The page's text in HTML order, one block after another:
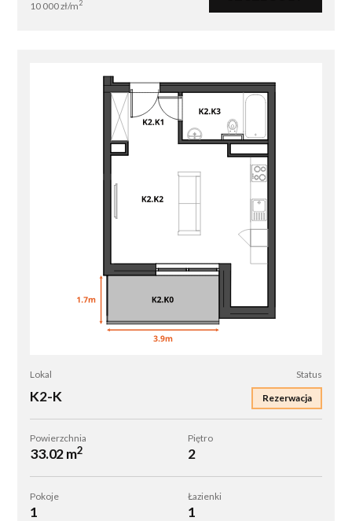
10 000zł/m2
K
Lokal
K2-K
Status
Rezerwacja
Powierzchnia
33.02 m2
Piętro
2
Pokoje
1
Łazienki
1